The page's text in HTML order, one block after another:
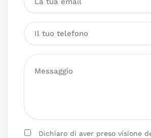
Dichiaro di aver preso visione